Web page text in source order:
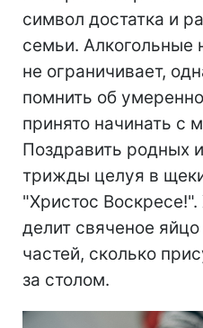
символ достатка и
семьи. Алкогольные
не ограничивает,
помнить об
принято начинать с
Поздравить родных
трижды целуя в
"Христос
делит свяченое
частей, сколько
за столом.